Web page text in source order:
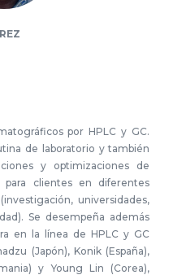
por HPLC y GC.
de laboratorio y también
y optimizaciones de
para clientes en diferentes
universidades,
Se desempeña además
en la línea de HPLC y GC
(Japón), Konik (España),
y Young Lin (Corea),